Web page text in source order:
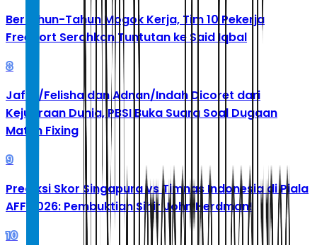
Bertahun-Tahun Mogok Kerja, Tim 10 Pekerja
Freeport Serahkan Tuntutan ke Said Iqbal
8
Jafar/Felisha dan Adnan/Indah Dicoret dari
Kejuaraan Dunia, PBSI Buka Suara Soal Dugaan
Match Fixing
9
Prediksi Skor Singapura vs Timnas Indonesia di Piala
AFF 2026: Pembuktian Sihir John Herdman!
10